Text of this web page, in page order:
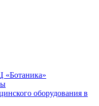
«Ботаника»
оборудования в